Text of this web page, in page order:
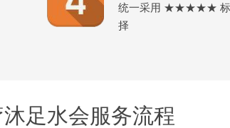
统一采用 ★★★★★ 标准
择
足水会服务流程